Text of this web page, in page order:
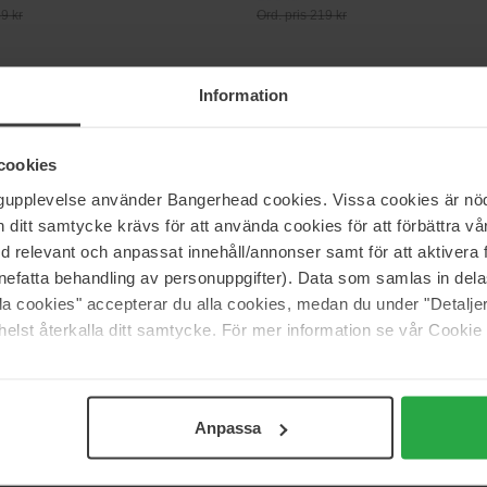
Information
använder Bangerhead cookies. Vissa cookies är
ditt samtycke krävs för att använda cookies för att förbättra
relevant och anpassat innehåll/annonser samt för att aktivera
behandling av personuppgifter). Data som samlas in
cookies" accepterar du alla cookies, medan du under
återkalla ditt samtycke. För mer information se vår
Anpassa
kr Ord. pris 219 kr
Bath &
300 ml
Shower Gel
Revitalizing Shower
JEAN PAUL GAULTIER
Le Male
200 ml